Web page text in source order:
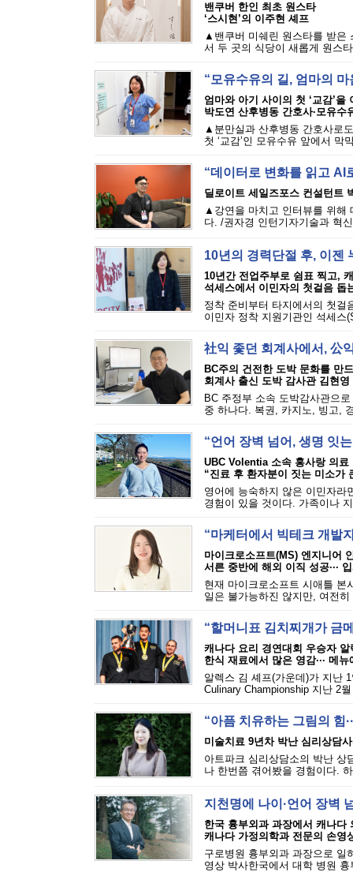
밴쿠버 한인 최초 원스타
‘스시현’의 이주현 셰프
▲밴쿠버 미쉐린 원스타를 받은
서 두 곳의 식당이 새롭게 원스
“모유수유의 길, 엄마의
엄마와 아기 사이의 첫 ‘교감’을
박도연 산후병동 간호사·모유수
▲분만실과 산후병동 간호사로
첫 ‘교감’인 모유수유 앞에서
“데이터로 변화를 읽고 AI
딜로이트 세일즈포스 컨설턴트
▲강연을 마치고 인터뷰를 위해
다. /권자경 인턴기자기술과 혁
10년의 경력단절 후, 이젠
10년간 전업주부로 쉼표 찍고, 캐
석세스에서 이민자의 첫걸음 돕
정착 준비부터 타지에서의 첫걸
이민자 정착 지원기관인 석세
社익 좇던 회계사에서, 公
BC주의 건전한 도박 문화를 만
회계사 출신 도박 감사관 김현영
BC 주정부 소속 도박감사관으
중 하나다. 복권, 카지노, 빙고,
“언어 장벽 넘어, 생명 잇
UBC Volentia 소속 홍사랑 의료
“진료 후 환자분이 짓는 미소가
영어에 능숙하지 않은 이민자라
경험이 있을 것이다. 가족이나
“마케터에서 빅테크 개발
마이크로소프트(MS) 엔지니어
서른 중반에 해외 이직 성공···
현재 마이크로소프트 시애틀
일은 불가능하진 않지만, 여전
“할머니표 김치찌개가 금
캐나다 요리 경연대회 우승자 알
한식 재료에서 많은 영감··· 메
알렉스 김 셰프(가운데)가 지난
Culinary Championship 지난 2
“아픔 치유하는 그림의 힘
미술치료 9년차 박난 심리상담
아트파크 심리상담소의 박난 상
나 한번쯤 겪어봤을 경험이다.
지천명에 나이·언어 장벽
한국 흉부외과 과장에서 캐나다
캐나다 가정의학과 전문의 손영
구로병원 흉부외과 과장으로 일
영상 박사한국에서 대학 병원